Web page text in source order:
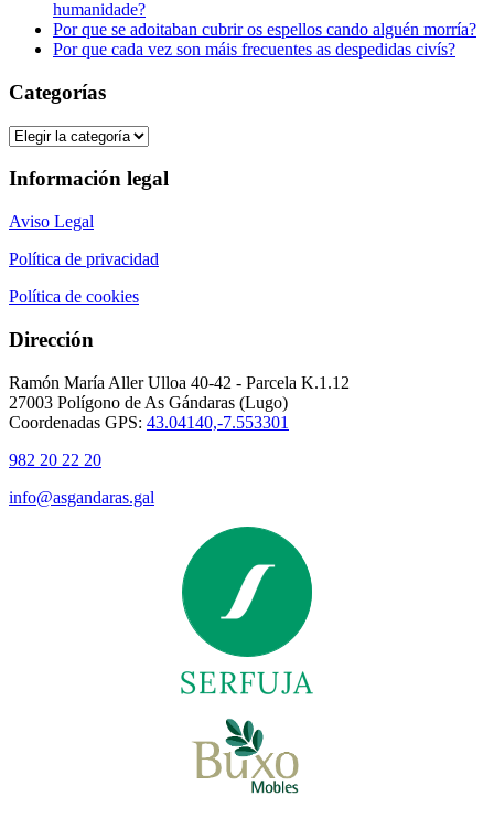
humanidade?
Por que se adoitaban cubrir os espellos cando alguén morría?
Por que cada vez son máis frecuentes as despedidas civís?
Categorías
Categorías
Información legal
Aviso Legal
Política de privacidad
Política de cookies
Dirección
Ramón María Aller Ulloa 40-42 - Parcela K.1.12
27003 Polígono de As Gándaras (Lugo)
Coordenadas GPS: 43.04140,-7.553301
982 20 22 20
info@asgandaras.gal